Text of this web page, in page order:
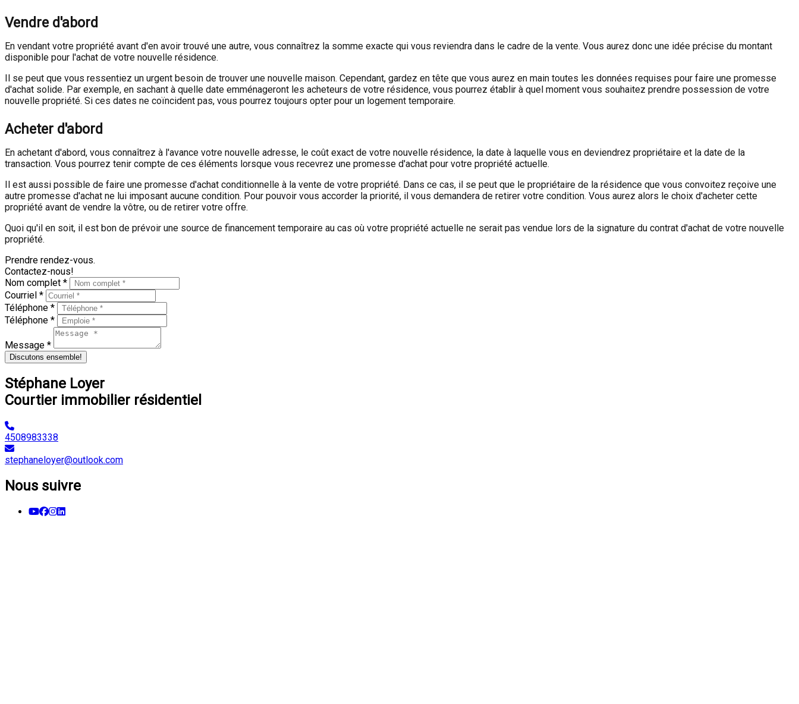
Vendre d'abord
En vendant votre propriété avant d'en avoir trouvé une autre, vous connaîtrez la somme exacte qui vous reviendra dans le cadre de la vente. Vous aurez donc une idée précise du montant
disponible pour l'achat de votre nouvelle résidence.
Il se peut que vous ressentiez un urgent besoin de trouver une nouvelle maison. Cependant, gardez en tête que vous aurez en main toutes les données requises pour faire une promesse
d'achat solide. Par exemple, en sachant à quelle date emménageront les acheteurs de votre résidence, vous pourrez établir à quel moment vous souhaitez prendre possession de votre
nouvelle propriété. Si ces dates ne coïncident pas, vous pourrez toujours opter pour un logement temporaire.
Acheter d'abord
En achetant d'abord, vous connaîtrez à l'avance votre nouvelle adresse, le coût exact de votre nouvelle résidence, la date à laquelle vous en deviendrez propriétaire et la date de la
transaction. Vous pourrez tenir compte de ces éléments lorsque vous recevrez une promesse d'achat pour votre propriété actuelle.
Il est aussi possible de faire une promesse d'achat conditionnelle à la vente de votre propriété. Dans ce cas, il se peut que le propriétaire de la résidence que vous convoitez reçoive une
autre promesse d'achat ne lui imposant aucune condition. Pour pouvoir vous accorder la priorité, il vous demandera de retirer votre condition. Vous aurez alors le choix d'acheter cette
propriété avant de vendre la vôtre, ou de retirer votre offre.
Quoi qu'il en soit, il est bon de prévoir une source de financement temporaire au cas où votre propriété actuelle ne serait pas vendue lors de la signature du contrat d'achat de votre nouvelle
propriété.
Prendre rendez-vous.
Contactez-nous!
Nom complet *
Courriel *
Téléphone *
Téléphone *
Message *
Discutons ensemble!
Stéphane Loyer
Courtier immobilier résidentiel
4508983338
stephaneloyer@outlook.com
Nous suivre